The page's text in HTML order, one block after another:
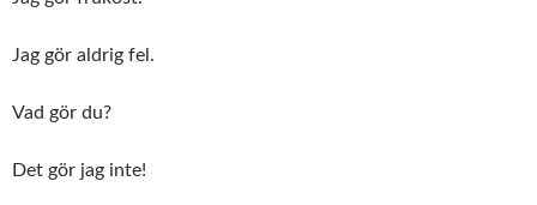
Jag gör aldrig fel.
Vad gör du?
Det gör jag inte!